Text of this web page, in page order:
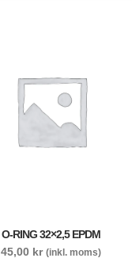
O-RING 32×2,5 EPDM
45,00 kr (inkl. moms)